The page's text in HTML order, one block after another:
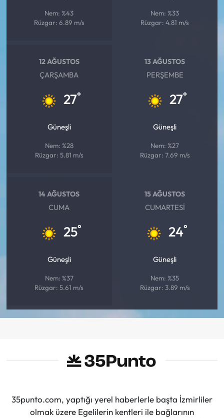
Nem: %43
Rüzgar: 6.89 m/s
Nem: %33
Rüzgar: 4.81 m/s
12 AĞUSTOS
ÇARŞAMBA
27°
Güneşli
Nem: %28
Rüzgar: 5.81 m/s
13 AĞUSTOS
PERŞEMBE
27°
Güneşli
Nem: %27
Rüzgar: 7.69 m/s
14 AĞUSTOS
CUMA
25°
Güneşli
Nem: %37
Rüzgar: 5.61 m/s
15 AĞUSTOS
CUMARTESI
24°
Güneşli
Nem: %35
Rüzgar: 3.89 m/s
35punto.com, yaptığı yerel haberlerle başta İzmirliler
olmak üzere Egelilerin kentleri ile bağlarının